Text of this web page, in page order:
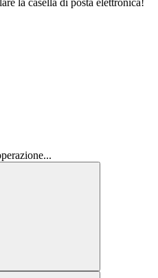
la casella di posta elettronica!